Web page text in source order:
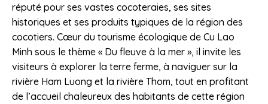
réputé pour ses vastes cocoteraies, ses sites
historiques et ses produits typiques de la région des
cocotiers. Cœur du tourisme écologique de Cu Lao
Minh sous le thème « Du fleuve à la mer », il invite les
visiteurs à explorer la terre ferme, à naviguer sur la
rivière Ham Luong et la rivière Thom, tout en profitant
de l’accueil chaleureux des habitants de cette région